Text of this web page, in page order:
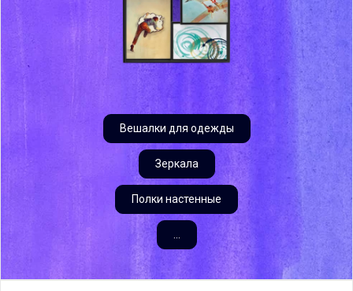
Вешалки для одежды
Зеркала
Полки настенные